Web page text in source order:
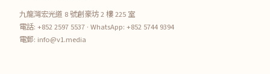
九龍灣宏光道 8 號創豪坊 2 樓 225 室
電話: +852 2597 5537 · WhatsApp: +852 5744 9394
電郵: info@v1.media